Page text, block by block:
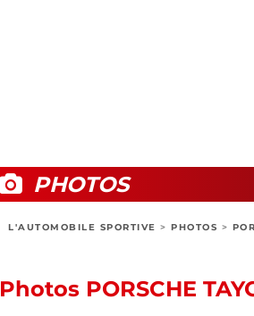
PHOTOS
L'AUTOMOBILE SPORTIVE > PHOTOS >
Photos PORSCHE